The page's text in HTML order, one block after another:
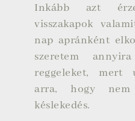
Inkább azt
visszakapok
nap apránként
szeretem
reggeleket, mert
arra, hogy nem
késlekedés.